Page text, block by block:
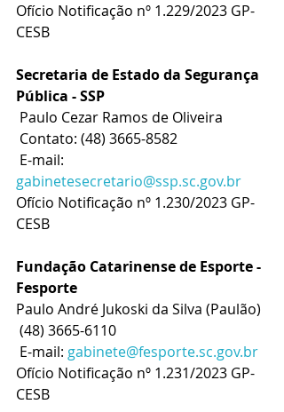
Ofício Notificação nº 1.229/2023 GP-
CESB
Secretaria de Estado da Segurança
Pública - SSP
Paulo Cezar Ramos de Oliveira
Contato: (48) 3665-8582
E-mail:
gabinetesecretario@ssp.sc.gov.br
Ofício Notificação nº 1.230/2023 GP-
CESB
Fundação Catarinense de Esporte -
Fesporte
Paulo André Jukoski da Silva (Paulão)
(48) 3665-6110
E-mail: gabinete@fesporte.sc.gov.br
Ofício Notificação nº 1.231/2023 GP-
CESB